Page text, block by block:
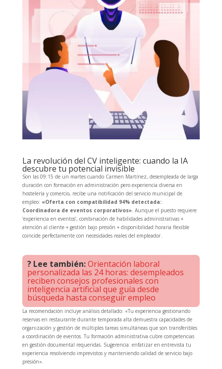
La revolución del CV inteligente: cuando la IA
descubre tu potencial invisible
Son las 09:15 de un martes cuando Carmen Martínez, desempleada de larga
duración con formación en administración pero experiencia diversa en
hostelería y comercio, recibe una notificación del servicio municipal de
empleo: «Oferta con compatibilidad 94% detectada:
Coordinadora de eventos corporativos». Aunque el puesto requiere
‘experiencia en eventos’, combinación de habilidades administrativas +
atención al cliente + gestión bajo presión + disponibilidad horaria flexible
coincide perfectamente con necesidades reales del empleador.
? Lee también:Orientación laboral
personalizada las 24 horas: desempleados
reciben consejos profesionales con
inteligencia artificial que guía desde
búsqueda hasta conseguir empleo
La recomendación incluye análisis detallado: «Tu experiencia gestionando
reservas en restaurante durante temporada alta demuestra capacidades de
organización y gestión de múltiples tareas simultáneas que son transferibles
a coordinación de eventos. Tu formación administrativa cubre competencias
en gestión documental requeridas. Sugerencia: enfatizar en entrevista tu
experiencia resolviendo imprevistos y manteniendo calidad de servicio bajo
presión».